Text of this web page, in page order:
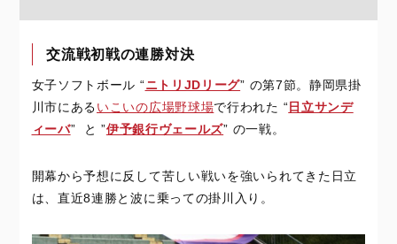
交流戦初戦の連勝対決
女子ソフトボール “ニトリJDリーグ” の第7節。静岡県掛
川市にあるいこいの広場野球場で行われた “日立サンデ
ィーバ” と ”伊予銀行ヴェールズ” の一戦。
開幕から予想に反して苦しい戦いを強いられてきた日立
は、直近8連勝と波に乗っての掛川入り。